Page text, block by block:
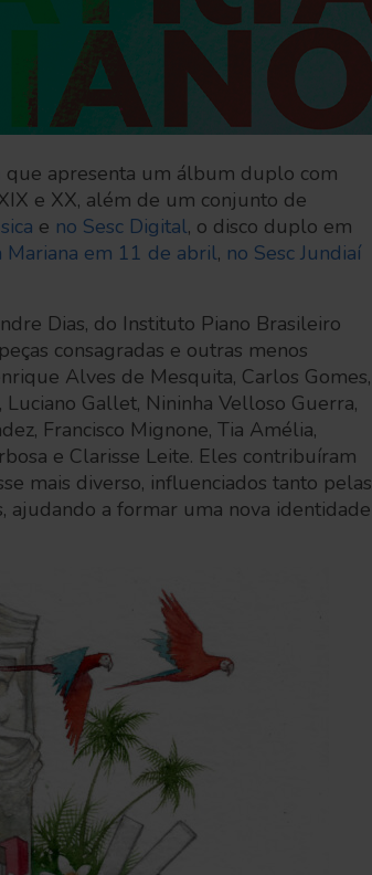
que apresenta um álbum duplo com
e XX, além de um conjunto de
e no Sesc Digital, o disco duplo em
Mariana em 11 de abril, no Sesc Jundiaí
Dias, do Instituto Piano Brasileiro
consagradas e outras menos
Alves de Mesquita, Carlos Gomes,
Gallet, Nininha Velloso Guerra,
Francisco Mignone, Tia Amélia,
e Clarisse Leite. Eles contribuíram
mais diverso, influenciados tanto pelas
ajudando a formar uma nova identidade